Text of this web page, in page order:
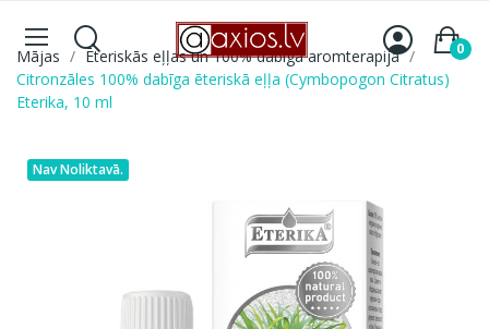
0
Mājas
Ēteriskās eļļas un 100% dabīga aromterapija
Citronzāles 100% dabīga ēteriskā eļļa (Cymbopogon Citratus)
Eterika, 10 ml
Nav Noliktavā.